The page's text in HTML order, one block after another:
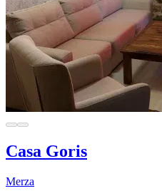
Casa Goris
Merza